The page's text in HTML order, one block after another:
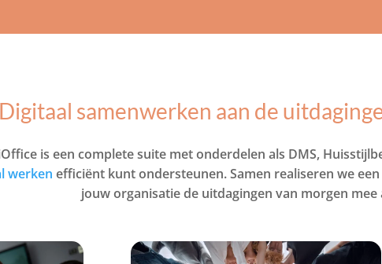
Digitaal samenwerken aan de
is een complete suite met onderdelen als DMS,
werken efficiënt kunt ondersteunen. Samen realiseren we
jouw organisatie de uitdagingen van morgen mee